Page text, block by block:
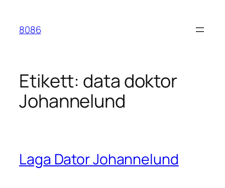
innehåll
8086
Etikett: data doktor
Johannelund
Laga Dator Johannelund